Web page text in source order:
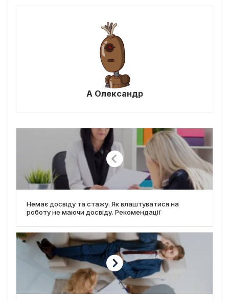
А Олександр
Немає досвіду та стажу. Як влаштуватися на
роботу не маючи досвіду. Рекомендації